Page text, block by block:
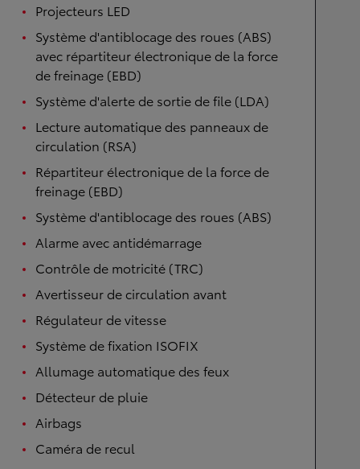
Projecteurs LED
Système d'antiblocage des roues (ABS)
avec répartiteur électronique de la force
de freinage (EBD)
Système d'alerte de sortie de file (LDA)
Lecture automatique des panneaux de
circulation (RSA)
Répartiteur électronique de la force de
freinage (EBD)
Système d'antiblocage des roues (ABS)
Alarme avec antidémarrage
Contrôle de motricité (TRC)
Avertisseur de circulation avant
Régulateur de vitesse
Système de fixation ISOFIX
Allumage automatique des feux
Détecteur de pluie
Airbags
Caméra de recul